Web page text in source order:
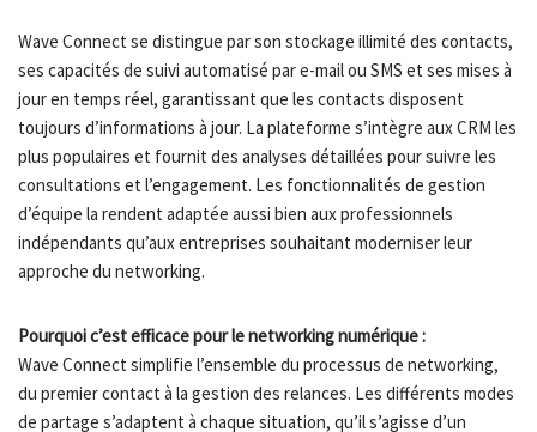
Wave Connect se distingue par son stockage illimité des contacts,
ses capacités de suivi automatisé par e-mail ou SMS et ses mises à
jour en temps réel, garantissant que les contacts disposent
toujours d’informations à jour. La plateforme s’intègre aux CRM les
plus populaires et fournit des analyses détaillées pour suivre les
consultations et l’engagement. Les fonctionnalités de gestion
d’équipe la rendent adaptée aussi bien aux professionnels
indépendants qu’aux entreprises souhaitant moderniser leur
approche du networking.
Pourquoi c’est efficace pour le networking numérique :
Wave Connect simplifie l’ensemble du processus de networking,
du premier contact à la gestion des relances. Les différents modes
de partage s’adaptent à chaque situation, qu’il s’agisse d’un